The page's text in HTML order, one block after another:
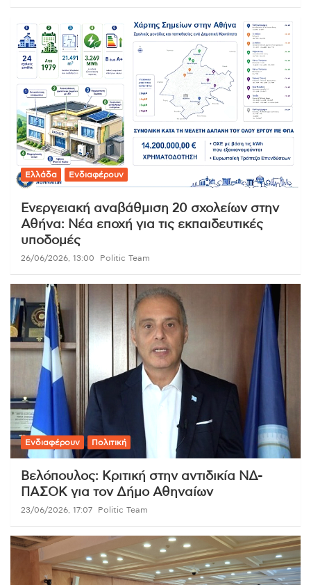
Ελλάδα Ενδιαφέρουν
Ενεργειακή αναβάθμιση 20 σχολείων στην
Αθήνα: Νέα εποχή για τις εκπαιδευτικές
υποδομές
26/06/2026, 13:00 Politic Team
Ενδιαφέρουν Πολιτική
Βελόπουλος: Κριτική στην αντιδικία ΝΔ-
ΠΑΣΟΚ για τον Δήμο Αθηναίων
23/06/2026, 17:07 Politic Team